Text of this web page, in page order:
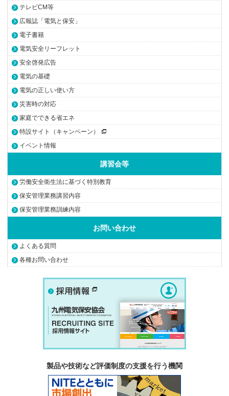
テレビCM等
広報誌「電気と保安」
電子書籍
電気安全リーフレット
安全啓発広告
電気の基礎
電気の正しい使い方
災害時の対応
家庭でできる省エネ
特設サイト（キャンペーン）
イベント情報
講習会等
労働安全衛生法に基づく特別教育
保安管理業務講習内容
保安管理業務訓練内容
お問い合わせ
よくある質問
各種お問い合わせ
製品や技術など評価制度の支援を行う機関